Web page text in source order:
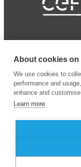
Business School
About cookies on
We use cookies to
performance and
enhance and
Learn more